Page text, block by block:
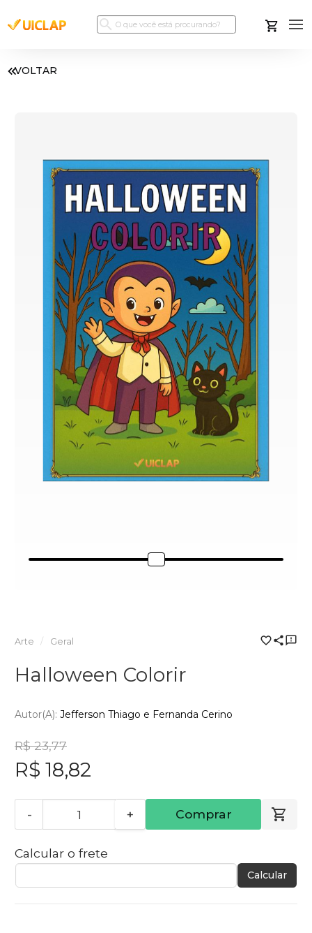
VOLTAR
Arte Geral
Halloween Colorir
Autor(a): Jefferson Thiago e Fernanda Cerino
R$ 23,77
R$ 18,82
- + Comprar
Calcular o frete
Calcular